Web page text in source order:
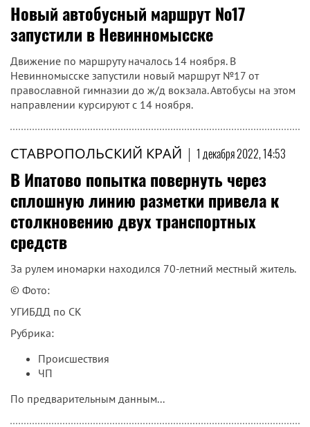
Новый автобусный маршрут №17
запустили в Невинномысске
Движение по маршруту началось 14 ноября. В
Невинномысске запустили новый маршрут №17 от
православной гимназии до ж/д вокзала. Автобусы на этом
направлении курсируют с 14 ноября.
СТАВРОПОЛЬСКИЙ КРАЙ | 1 декабря 2022, 14:53
В Ипатово попытка повернуть через
сплошную линию разметки привела к
столкновению двух транспортных
средств
За рулем иномарки находился 70-летний местный житель.
© Фото:
УГИБДД по СК
Рубрика:
Происшествия
ЧП
По предварительным данным...